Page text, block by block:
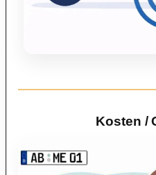
Kosten /